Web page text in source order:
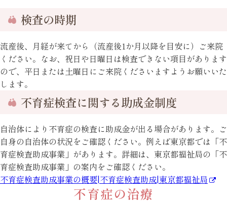
検査の時期
流産後、月経が来てから（流産後1か月以降を目安に）ご来院
ください。なお、祝日や日曜日は検査できない項目があります
ので、平日または土曜日にご来院くださいますようお願いいた
します。
不育症検査に関する助成金制度
自治体により不育症の検査に助成金が出る場合があります。ご
自身の自治体の状況をご確認ください。例えば東京都では「不
育症検査助成事業」があります。詳細は、東京都福祉局の「不
育症検査助成事業」の案内をご確認ください。
不育症検査助成事業の概要|不育症検査助成|東京都福祉局
不育症の治療